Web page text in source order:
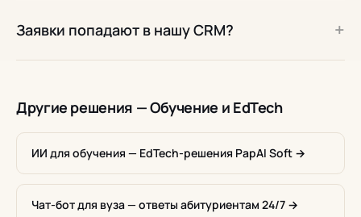
Заявки попадают в нашу CRM? +
Другие решения — Обучение и EdTech
ИИ для обучения — EdTech-решения PapAI Soft →
Чат-бот для вуза — ответы абитуриентам 24/7 →